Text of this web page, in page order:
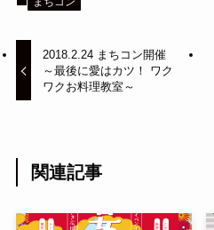
2018.2.24 まちコン開催
～最後に愛はカツ！ ワク
ワクお料理教室～
関連記事